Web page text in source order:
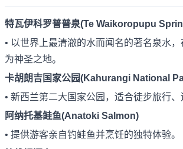
特瓦伊科罗普普泉(Te Waikoropupu
• 以世界上最清澈的水而闻名的著名泉水
为神圣之地。
卡胡朗吉国家公园(Kahurangi National
• 新西兰第二大国家公园，适合徒步旅行、
阿纳托基鲑鱼(Anatoki Salmon)
• 提供游客亲自钓鲑鱼并烹饪的独特体验。